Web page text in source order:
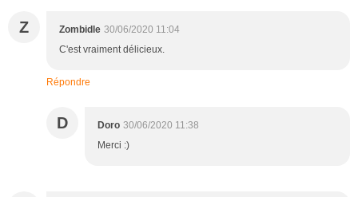
Z Zombidle 30/06/2020 11:04
C'est vraiment délicieux.
Répondre
D Doro 30/06/2020 11:38
Merci :)